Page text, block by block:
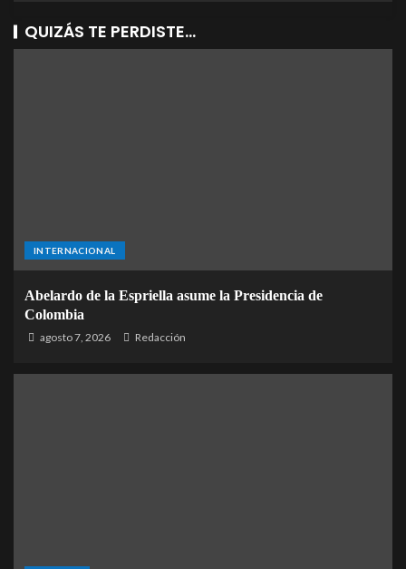
QUIZÁS TE PERDISTE...
INTERNACIONAL
Abelardo de la Espriella asume la Presidencia de
Colombia
agosto 7, 2026 Redacción